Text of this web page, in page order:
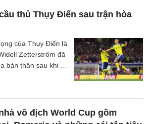
thủ Thụy Điển sau trận hòa
của Thụy Điển là
Zetterström đã
bản thân sau khi có
vô địch World Cup gồm